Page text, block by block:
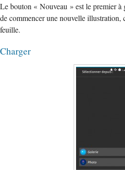
Le bouton « Nouveau » est le premier à
de commencer une nouvelle illustration,
feuille.
Charger